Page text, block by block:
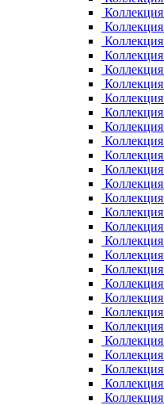
Коллекция
Коллекция